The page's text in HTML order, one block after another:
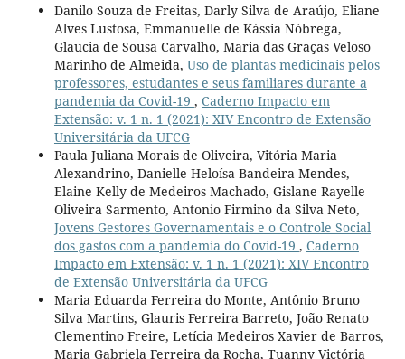
Danilo Souza de Freitas, Darly Silva de Araújo, Eliane
Alves Lustosa, Emmanuelle de Kássia Nóbrega,
Glaucia de Sousa Carvalho, Maria das Graças Veloso
Marinho de Almeida, Uso de plantas medicinais pelos
professores, estudantes e seus familiares durante a
pandemia da Covid-19 , Caderno Impacto em
Extensão: v. 1 n. 1 (2021): XIV Encontro de Extensão
Universitária da UFCG
Paula Juliana Morais de Oliveira, Vitória Maria
Alexandrino, Danielle Heloísa Bandeira Mendes,
Elaine Kelly de Medeiros Machado, Gislane Rayelle
Oliveira Sarmento, Antonio Firmino da Silva Neto,
Jovens Gestores Governamentais e o Controle Social
dos gastos com a pandemia do Covid-19 , Caderno
Impacto em Extensão: v. 1 n. 1 (2021): XIV Encontro
de Extensão Universitária da UFCG
Maria Eduarda Ferreira do Monte, Antônio Bruno
Silva Martins, Glauris Ferreira Barreto, João Renato
Clementino Freire, Letícia Medeiros Xavier de Barros,
Maria Gabriela Ferreira da Rocha, Tuanny Victória